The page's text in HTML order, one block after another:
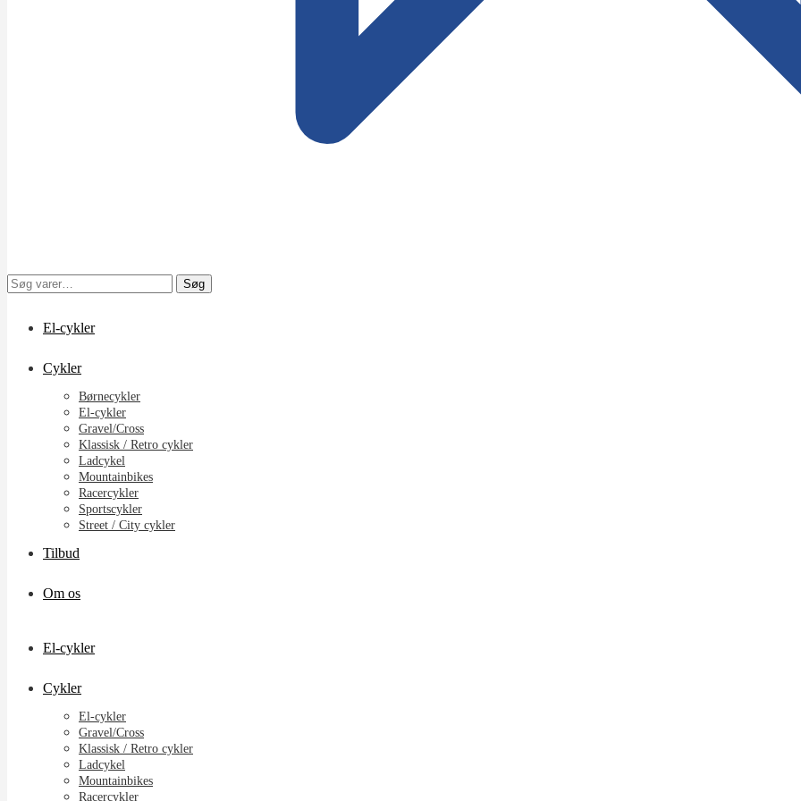
Søg
efter:
Søg
El-cykler
Cykler
Børnecykler
El-cykler
Gravel/Cross
Klassisk / Retro cykler
Ladcykel
Mountainbikes
Racercykler
Sportscykler
Street / City cykler
Tilbud
Om os
El-cykler
Cykler
El-cykler
Gravel/Cross
Klassisk / Retro cykler
Ladcykel
Mountainbikes
Racercykler